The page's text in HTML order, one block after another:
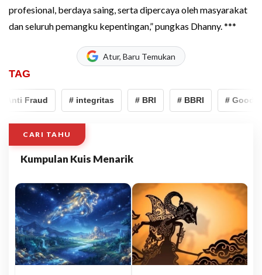
profesional, berdaya saing, serta dipercaya oleh masyarakat
dan seluruh pemangku kepentingan,” pungkas Dhanny. ***
Atur, Baru Temukan
TAG
Fraud # integritas # BRI # BBRI # Good
CARI TAHU
Kumpulan Kuis Menarik